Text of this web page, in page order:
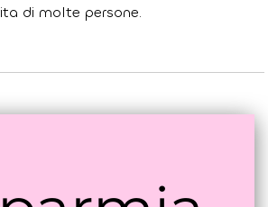
una soluzione efficace
odontoiatrici, migliorando la
di molte persone.